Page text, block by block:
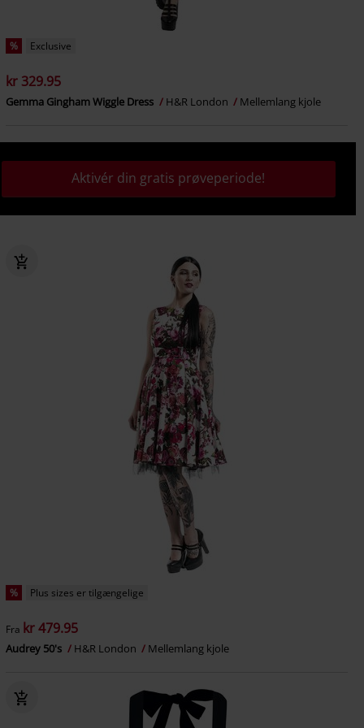
% Exclusive
kr 329.95
Gemma Gingham Wiggle Dress H&R London Mellemlang kjole
Aktivér din gratis prøveperiode!
% Plus sizes er tilgængelige
Fra kr 479.95
Audrey 50's H&R London Mellemlang kjole